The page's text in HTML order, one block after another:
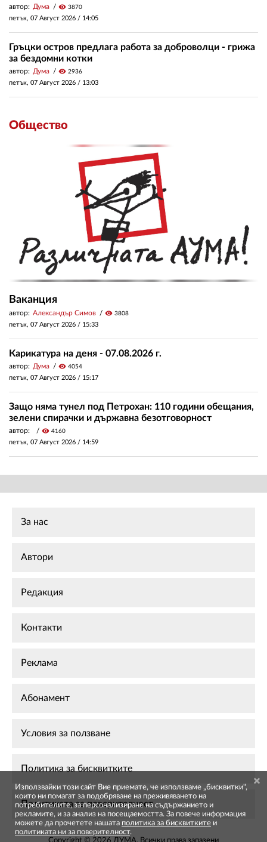
автор: Дума visibility 3870
петък, 07 Август 2026 / 14:05
Гръцки остров предлага работа за доброволци - грижа
за бездомни котки
автор: Дума visibility 2936
петък, 07 Август 2026 / 13:03
Общество
Ваканция
автор: Александър Симов visibility 3808
петък, 07 Август 2026 / 15:33
Карикатура на деня - 07.08.2026 г.
автор: Дума visibility 4054
петък, 07 Август 2026 / 15:17
Защо няма тунел под Петрохан: 110 години обещания,
зелени спирачки и държавна безотговорност
автор: visibility 4160
петък, 07 Август 2026 / 14:59
За нас
Автори
Редакция
Контакти
Реклама
Абонамент
Условия за ползване
Политика за бисквитките
Политиката за поверителност
Използвайки този сайт Вие приемате, че използваме „бисквитки",
които ни помагат за подобряване на преживяването на
потребителите, за персонализиране на съдържанието и
рекламите, и за анализ на посещаемостта. За повече информация
можете да прочетете нашата политика за бисквитките и
политиката ни за поверителност.